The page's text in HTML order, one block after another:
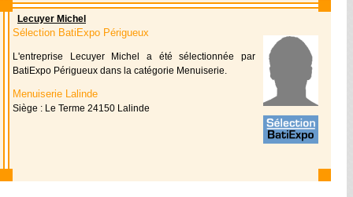
Lecuyer Michel
Sélection BatiExpo Périgueux
L'entreprise Lecuyer Michel a été sélectionnée par
BatiExpo Périgueux dans la catégorie Menuiserie.
Menuiserie Lalinde
Siège : Le Terme 24150 Lalinde